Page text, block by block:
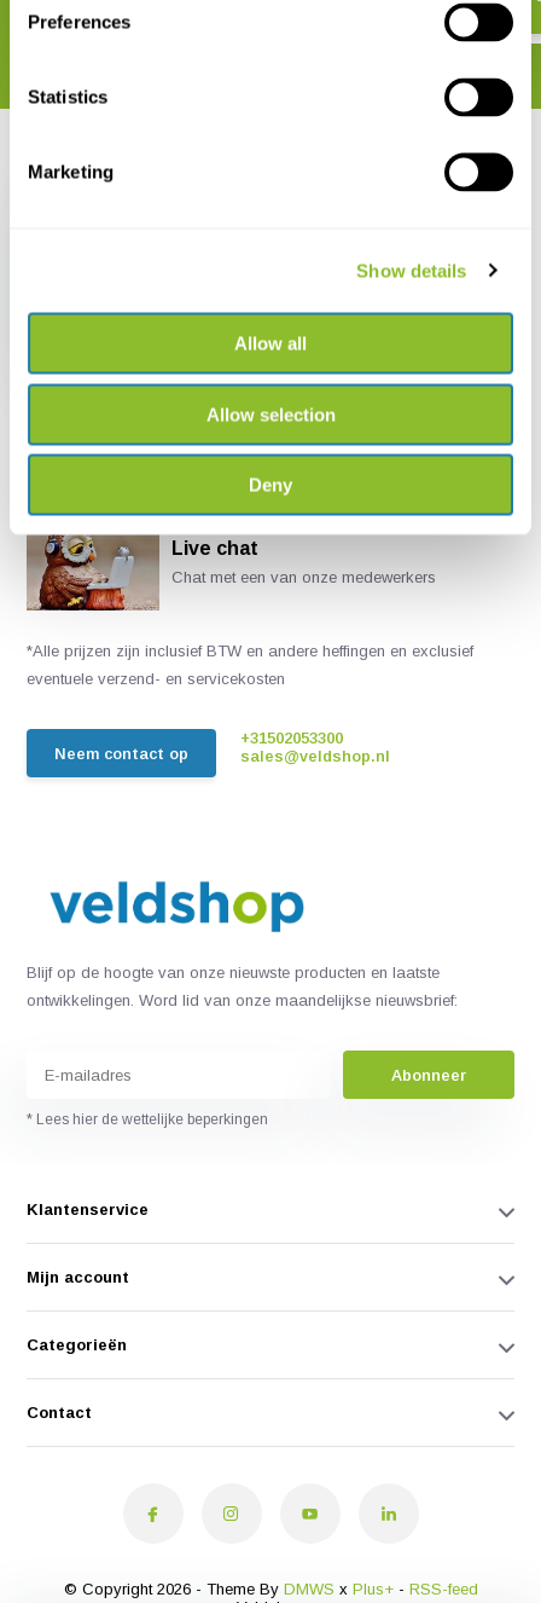
Preferences
Statistics
Marketing
Show details
Allow all
Allow selection
Deny
Catching the Bug
Live chat
Chat met een van onze medewerkers
*Alle prijzen zijn inclusief BTW en andere heffingen en exclusief
eventuele verzend- en servicekosten
Neem contact op
+31502053300
sales@veldshop.nl
Blijf op de hoogte van onze nieuwste producten en laatste
ontwikkelingen. Word lid van onze maandelijkse nieuwsbrief:
Abonneer
* Lees hier de wettelijke beperkingen
Klantenservice
Mijn account
Categorieën
Contact
© Copyright 2026 - Theme By DMWS x Plus+- RSS-feed